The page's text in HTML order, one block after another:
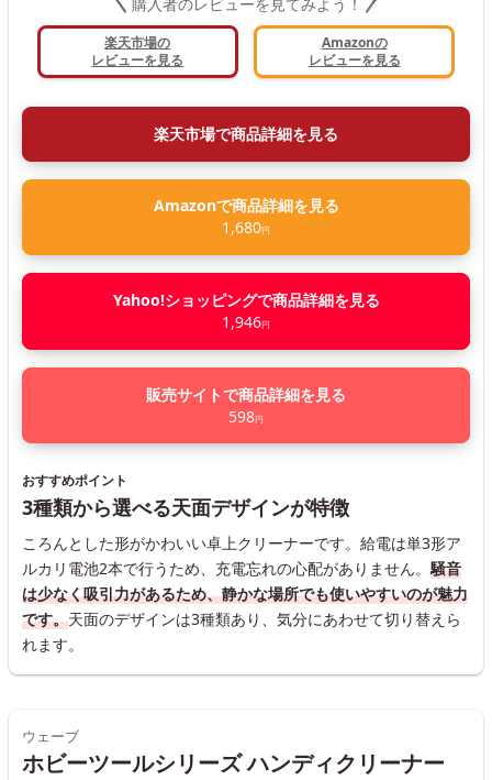
楽天市場の
レビューを見る
Amazonの
レビューを見る
楽天市場で商品詳細を見る
Amazonで商品詳細を見る
1,680円
Yahoo!ショッピングで商品詳細を見る
1,946円
販売サイトで商品詳細を見る
598円
おすすめポイント
3種類から選べる天面デザインが特徴
ころんとした形がかわいい卓上クリーナーです。給電は単3形ア
ルカリ電池2本で行うため、充電忘れの心配がありません。騒音
は少なく吸引力があるため、静かな場所でも使いやすいのが魅力
です。天面のデザインは3種類あり、気分にあわせて切り替えら
れます。
ウェーブ
ホビーツールシリーズ ハンディクリーナー